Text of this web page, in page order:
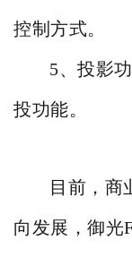
控制方式。
5、投影
投功能。
目前，商
向发展，御光